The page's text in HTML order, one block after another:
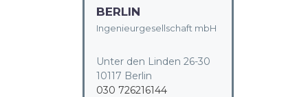
BERLIN
Ingenieurgesellschaft mbH
Unter den Linden 26-30
10117 Berlin
030 726216144